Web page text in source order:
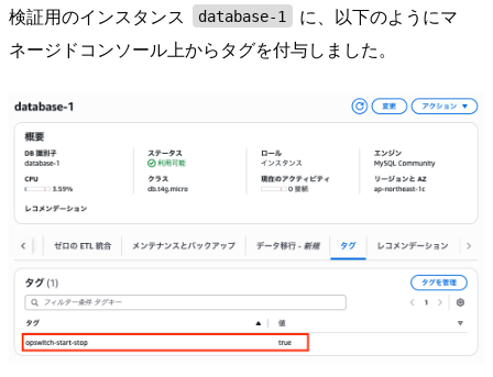
検証用のインスタンス database-1
に、以下のようにマ
ネージドコンソール上からタグを付与しました。